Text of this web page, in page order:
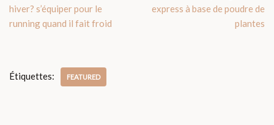
hiver? s’équiper pour le
running quand il fait froid
express à base de poudre de
plantes
Étiquettes: FEATURED